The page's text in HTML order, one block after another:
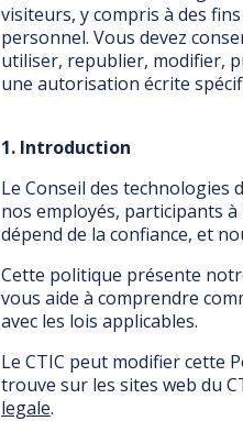
visiteurs, y compris à des
personnel. Vous devez
utiliser, republier, modifier,
une autorisation écrite
1. Introduction
Le Conseil des technologies
nos employés, participants
dépend de la confiance, et
Cette politique présente
vous aide à comprendre
avec les lois applicables.
Le CTIC peut modifier cette
trouve sur les sites web du
legale.